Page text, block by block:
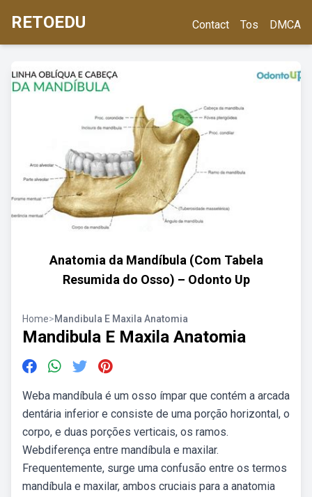
RETOEDU Contact Tos DMCA
Anatomia da Mandíbula (Com Tabela
Resumida do Osso) – Odonto Up
Home>Mandibula E Maxila Anatomia
Mandibula E Maxila Anatomia
Weba mandíbula é um osso ímpar que contém a arcada
dentária inferior e consiste de uma porção horizontal, o
corpo, e duas porções verticais, os ramos.
Webdiferença entre mandíbula e maxilar.
Frequentemente, surge uma confusão entre os termos
mandíbula e maxilar, ambos cruciais para a anatomia